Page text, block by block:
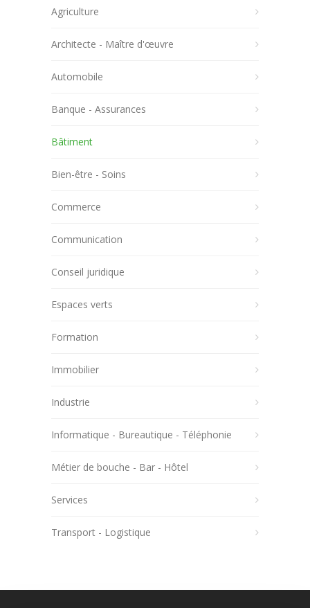
Agriculture
Architecte - Maître d'œuvre
Automobile
Banque - Assurances
Bâtiment
Bien-être - Soins
Commerce
Communication
Conseil juridique
Espaces verts
Formation
Immobilier
Industrie
Informatique - Bureautique - Téléphonie
Métier de bouche - Bar - Hôtel
Services
Transport - Logistique